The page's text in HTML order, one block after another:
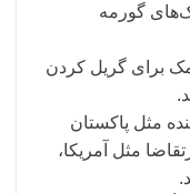
گورمه
برای گریل کردن
مثل پاکستان
مثل آمریکا،